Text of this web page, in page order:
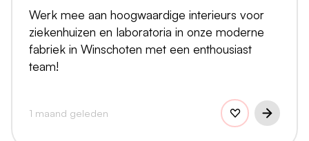
Werk mee aan hoogwaardige interieurs voor
ziekenhuizen en laboratoria in onze moderne
fabriek in Winschoten met een enthousiast
team!
1 maand geleden